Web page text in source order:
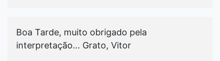
Boa Tarde, muito obrigado pela
interpretação... Grato, Vitor